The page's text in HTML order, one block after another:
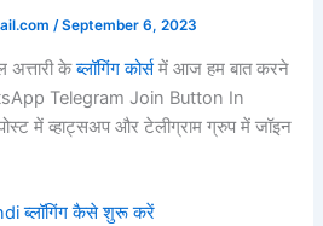
/September 6, 2023
अत्तारी केब्लॉगिंग कोर्समें आज हम बात करने
Telegram Join Button In
में व्हाट्सअप और टेलीग्राम ग्रुप में जॉइन
ब्लॉगिंग कैसे शुरू करें